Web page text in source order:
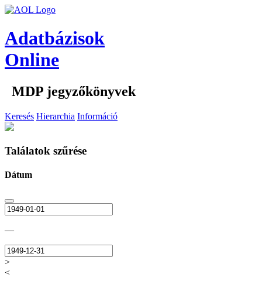
Adatbázisok
Online
MDP jegyzőkönyvek
Keresés Hierarchia Információ
Találatok szűrése
Dátum
—
>
<